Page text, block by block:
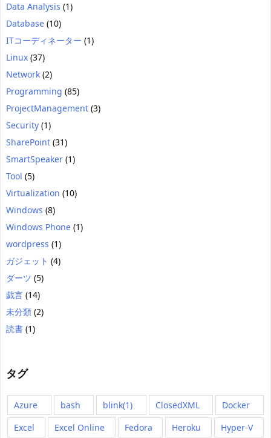
Data Analysis (1)
Database (10)
ITコーディネーター (1)
Linux (37)
Network (2)
Programming (85)
ProjectManagement (3)
Security (1)
SharePoint (31)
SmartSpeaker (1)
Tool (5)
Virtualization (10)
Windows (8)
Windows Phone (1)
wordpress (1)
ガジェット (4)
ダーツ (5)
戯言 (14)
未分類 (2)
読書 (1)
タグ
Azure bash blink(1) ClosedXML
Docker
Excel
Excel Online Fedora Heroku
Hyper-V